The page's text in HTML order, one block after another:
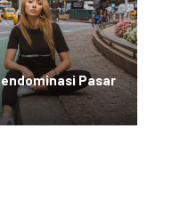
Pasar